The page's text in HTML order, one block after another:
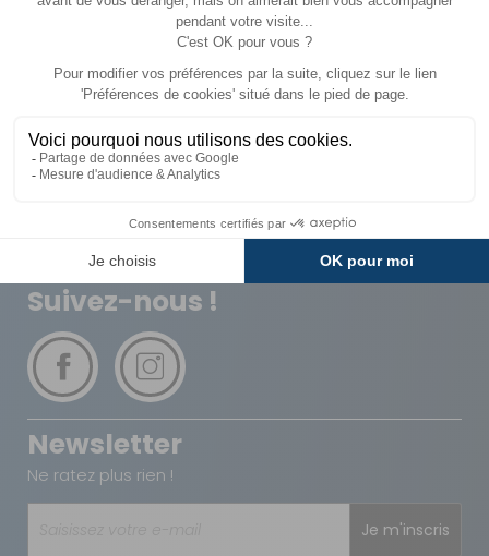
Expédié sous 72h Sécurisés
Carte de fidélité Plusieurs fois
Suivez-nous !
Newsletter
Ne ratez plus rien !
Je m'inscris